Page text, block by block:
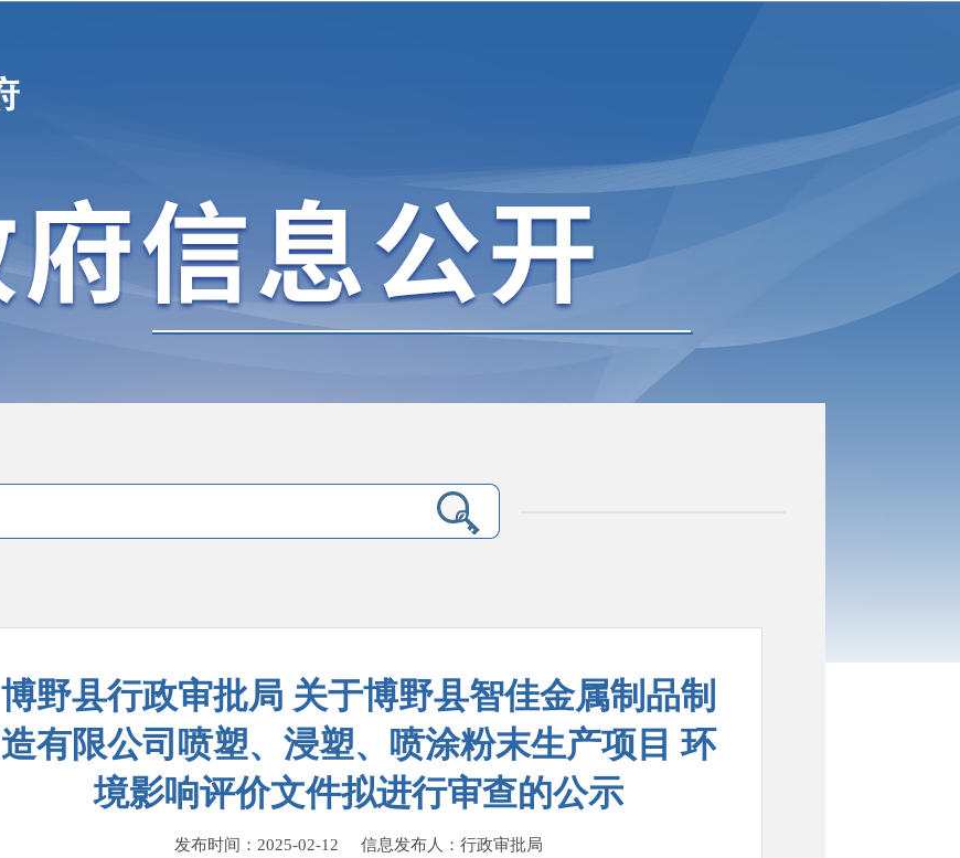
博野县行政审批局 关于博野县智佳金属制品制
造有限公司喷塑、浸塑、喷涂粉末生产项目 环
境影响评价文件拟进行审查的公示
发布时间：2025-02-12 信息发布人：行政审批局